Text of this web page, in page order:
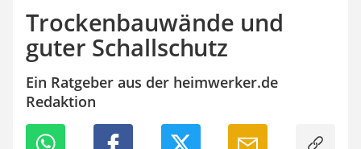
Smart-Home-Rauchmelder
Schlüsseltresor
Überwachungskameras außen
Regendusche
Reizstromgerät
Infrarot-Thermometer
GPS-Tracker
Heizkissen
Trockenbauwände und
guter Schallschutz
Ein Ratgeber aus der heimwerker.de
Redaktion